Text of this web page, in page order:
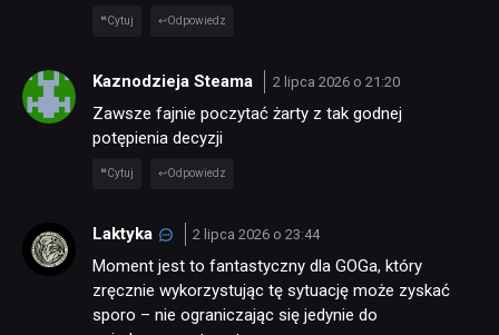
Cytuj Odpowiedz
Kaznodzieja Steama 2 lipca 2026 o 21:20
Zawsze fajnie poczytać żarty z tak godnej
potępienia decyzji
Cytuj Odpowiedz
Laktyka 2 lipca 2026 o 23:44
Moment jest to fantastyczny dla GOGa, który
zręcznie wykorzystując tę sytuację może zyskać
sporo – nie ograniczając się jedynie do